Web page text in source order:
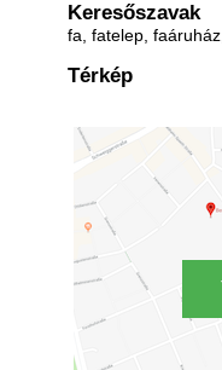
Keresőszavak
fa, fatelep,
Térkép